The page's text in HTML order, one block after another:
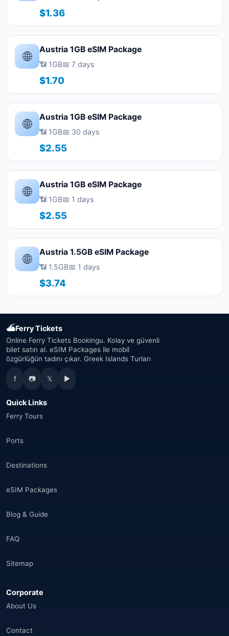
$1.36
🌐 Austria 1GB eSIM Package
📶 1GB📅 7 days
$1.70
🌐 Austria 1GB eSIM Package
📶 1GB📅 30 days
$2.55
🌐 Austria 1GB eSIM Package
📶 1GB📅 1 days
$2.55
🌐 Austria 1.5GB eSIM Package
📶 1.5GB📅 1 days
$3.74
⛴Ferry Tickets
Online Ferry Tickets Bookingu. Kolay ve güvenli
bilet satın al. eSIM Packages ile mobil
özgürlüğün tadını çıkar. Greek Islands Turları
f 📷 𝕏 ▶
Quick Links
Ferry Tours
Ports
Destinations
eSIM Packages
Blog & Guide
FAQ
Sitemap
Corporate
About Us
Contact